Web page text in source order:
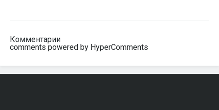
Комментарии
comments powered by HyperComments